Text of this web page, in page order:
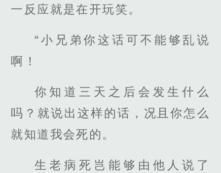
一反应就是在开玩笑。
“小兄弟你这话可不能够乱说
啊！
你知道三天之后会发生什么
吗？就说出这样的话，况且你怎么
就知道我会死的。
生老病死岂能够由他人说了